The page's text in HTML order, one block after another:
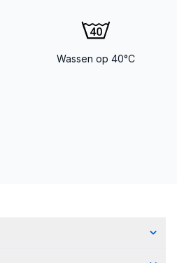
Wassen op 40°C